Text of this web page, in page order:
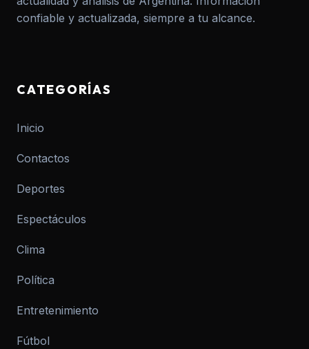
confiable y actualizada, siempre a tu alcance.
CATEGORÍAS
Inicio
Contactos
Deportes
Espectáculos
Clima
Política
Entretenimiento
Fútbol